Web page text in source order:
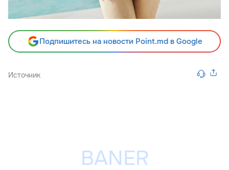
Подпишитесь на новости Point.md в Google
Источник